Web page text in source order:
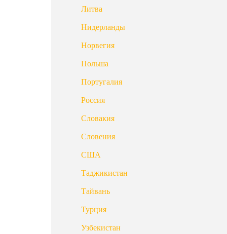
Литва
Нидерланды
Норвегия
Польша
Португалия
Россия
Словакия
Словения
США
Таджикистан
Тайвань
Турция
Узбекистан